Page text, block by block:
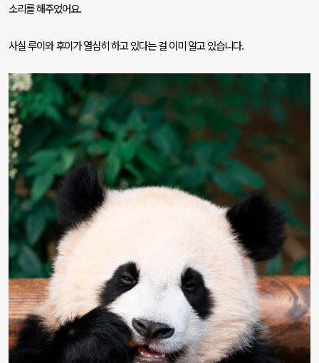
소리를 해주었어요.
사실 루이와 후이가 열심히 하고 있다는 걸 이미 알고 있습니다.